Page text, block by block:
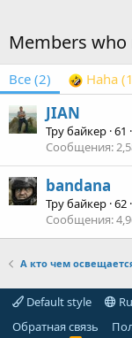
Members who
Все (2) Haha
JIAN
Тру байкер ·61 ·
Сообщения
bandana
Тру байкер ·62 ·
Сообщения
Default style
Обратная связь